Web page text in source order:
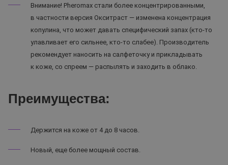
Внимание! Pheromax стали более концентрированными,
в частности версия Окситраст — изменена концентрация
копулина, что может давать специфический запах (кто-то
улавливает его сильнее, кто-то слабее). Производитель
рекомендует наносить на салфеточку и прикладывать
к коже, со спреем — распылять и заходить в облако.
Преимущества:
Держится на коже от 4 до 8 часов.
Новый, еще более мощный состав.